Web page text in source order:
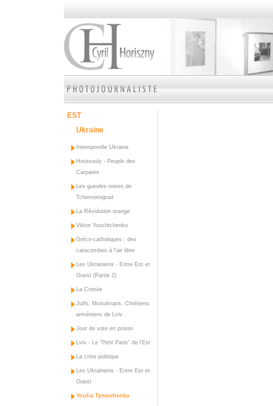
EST
Ukraine
Intemporelle Ukraine
Houtsouly - Peuple des
Carpates
Les gueules noires de
Tchervonograd
La Révolution orange
Viktor Youchtchenko
Gréco-catholiques : des
catacombes à l'air libre
Les Ukrainiens - Entre Est et
Ouest (Partie 2)
La Crimée
Juifs, Musulmans, Chrétiens
arméniens de Lviv
Jour de vote en prison
Lviv - Le "Petit Paris" de l'Est
La crise politique
Les Ukrainiens - Entre Est et
Ouest
Youlia Tymochenko